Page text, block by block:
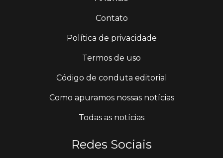
Contato
Política de privacidade
Termos de uso
Código de conduta editorial
Como apuramos nossas notícias
Todas as notícias
Redes Sociais